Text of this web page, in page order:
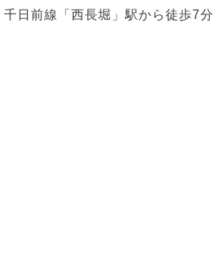
千日前線「西長堀」駅から徒歩7分